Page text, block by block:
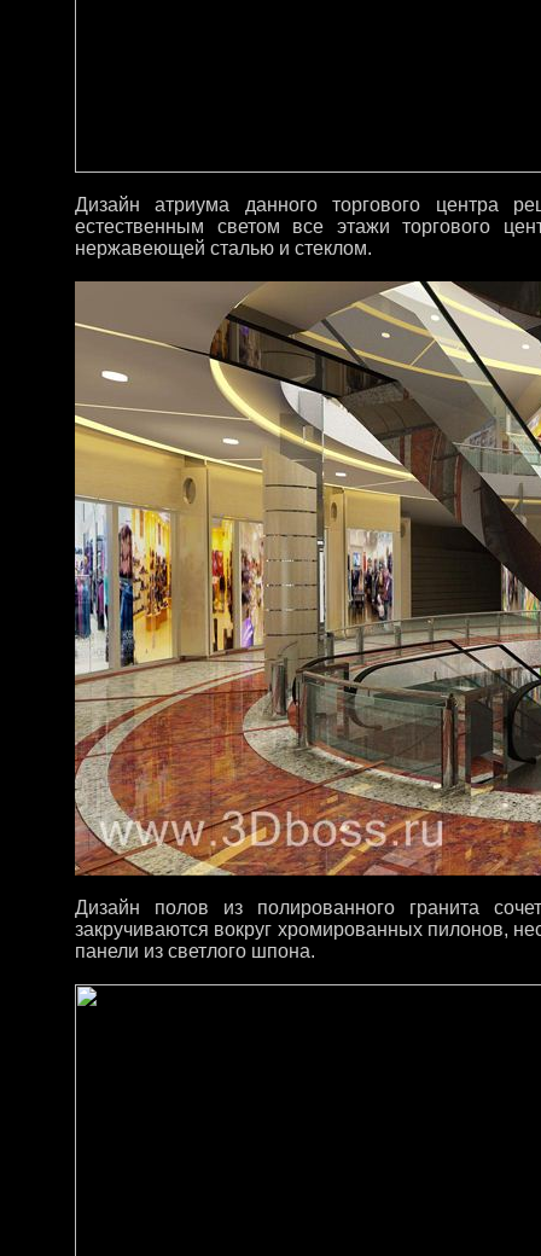
Дизайн атриума данного торгового центра
естественным светом все этажи торгового
нержавеющей сталью и стеклом.
Дизайн полов из полированного гранита
закручиваются вокруг хромированных пилонов,
панели из светлого шпона.